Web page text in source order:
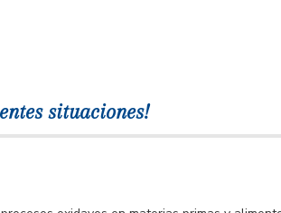
situaciones!